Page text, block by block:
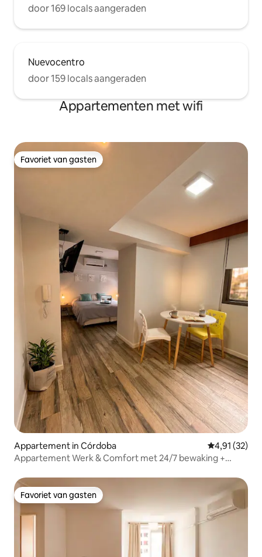
door 169 locals aangeraden
Nuevocentro
door 159 locals aangeraden
Appartementen met wifi
Favoriet van gasten
Favoriet van gasten
Appartement in Córdoba Gemiddelde
4,91 (32)
Appartement Werk & Comfort met 24/7 bewaking +
Favoriet van gasten
Favoriet van gasten